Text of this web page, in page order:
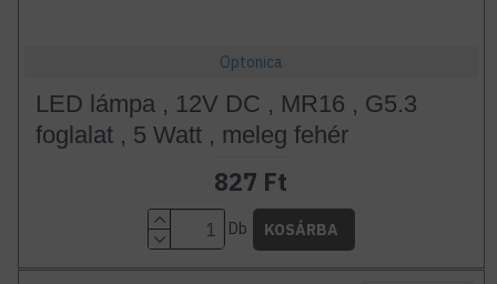
Optonica
LED lámpa , 12V DC , MR16 , G5.3
foglalat , 5 Watt , meleg fehér
827 Ft
Db KOSÁRBA